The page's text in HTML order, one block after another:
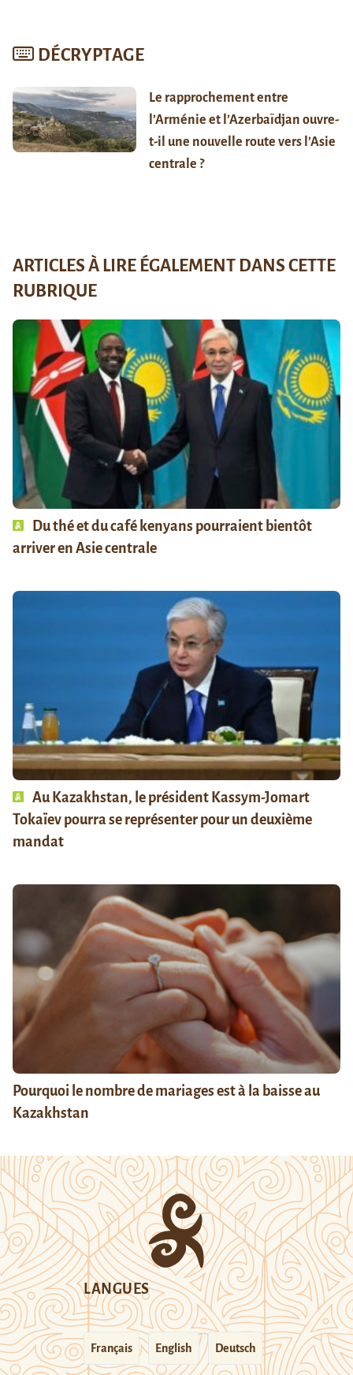
DÉCRYPTAGE
Le rapprochement entre
l’Arménie et l’Azerbaïdjan ouvre-
t-il une nouvelle route vers l’Asie
centrale ?
ARTICLES À LIRE ÉGALEMENT DANS CETTE
RUBRIQUE
Du thé et du café kenyans pourraient bientôt
arriver en Asie centrale
Au Kazakhstan, le président Kassym-Jomart
Tokaïev pourra se représenter pour un deuxième
mandat
Pourquoi le nombre de mariages est à la baisse au
Kazakhstan
LANGUES
Français English Deutsch